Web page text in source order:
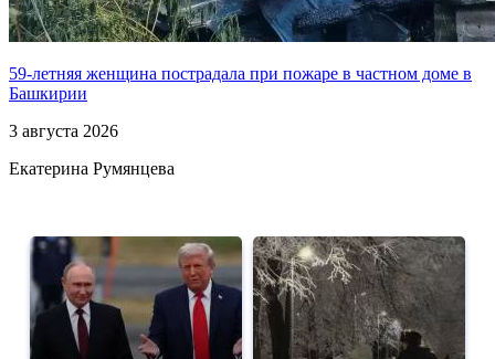
59-летняя женщина пострадала при пожаре в частном доме в
Башкирии
3 августа 2026
Екатерина Румянцева